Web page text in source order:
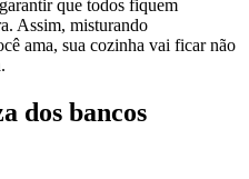
que todos fiquem
Assim, misturando
ama, sua cozinha vai ficar não
dos bancos